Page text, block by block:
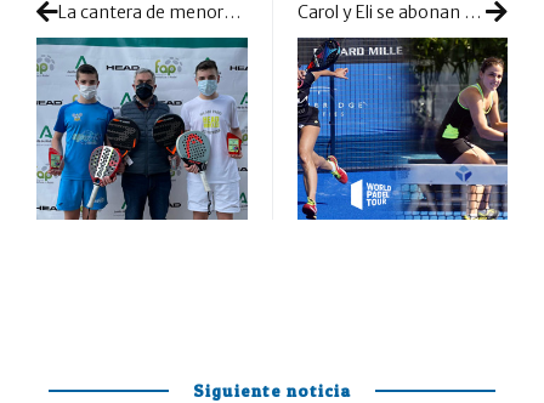
La cantera de menores saca pecho y calidad en Granada Carol y Eli se abonan al sufrimiento para pasar a octavos
Siguiente noticia